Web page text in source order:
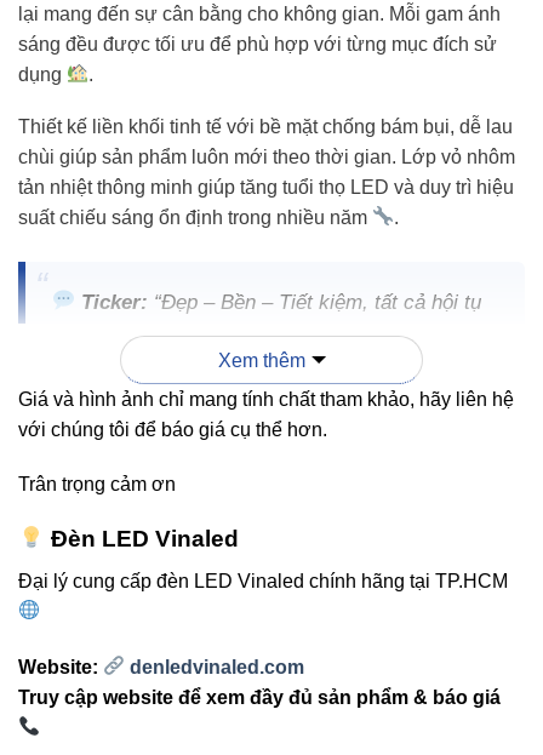
lại mang đến sự cân bằng cho không gian. Mỗi gam ánh
sáng đều được tối ưu để phù hợp với từng mục đích sử
dụng
.
Thiết kế liền khối tinh tế với bề mặt chống bám bụi, dễ lau
chùi giúp sản phẩm luôn mới theo thời gian. Lớp vỏ nhôm
tản nhiệt thông minh giúp tăng tuổi thọ LED và duy trì hiệu
suất chiếu sáng ổn định trong nhiều năm
.
Ticker: “Đẹp – Bền – Tiết kiệm, tất cả hội tụ
trong một sản phẩm duy nhất: VinaLed.”
Ưu điểm nổi bật của Đèn ốp
trần V10CLF-12 12W VinaLed
với đèn huỳnh quang truyền thống.
thay thế thường xuyên.
Chống nước – chống bụi:
Chuẩn IP65 giúp hoạt
Xem thêm
Giá và hình ảnh chỉ mang tính chất tham khảo, hãy liên hệ
với chúng tôi để báo giá cụ thể hơn.
Trân trọng cảm ơn
Đèn LED Vinaled
Đại lý cung cấp đèn LED Vinaled chính hãng tại TP.HCM
Website:
denledvinaled.com
Truy cập website để xem đầy đủ sản phẩm & báo giá